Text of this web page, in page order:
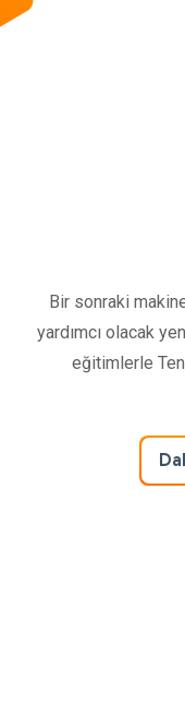
Bir sonraki
yardımcı olacak
eğitimlerle